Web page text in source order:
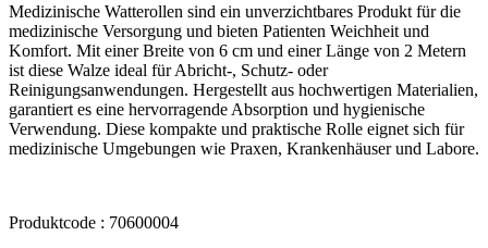
Medizinische Watterollen sind ein unverzichtbares Produkt für die
medizinische Versorgung und bieten Patienten Weichheit und
Komfort. Mit einer Breite von 6 cm und einer Länge von 2 Metern
ist diese Walze ideal für Abricht-, Schutz- oder
Reinigungsanwendungen. Hergestellt aus hochwertigen Materialien,
garantiert es eine hervorragende Absorption und hygienische
Verwendung. Diese kompakte und praktische Rolle eignet sich für
medizinische Umgebungen wie Praxen, Krankenhäuser und Labore.
Produktcode : 70600004